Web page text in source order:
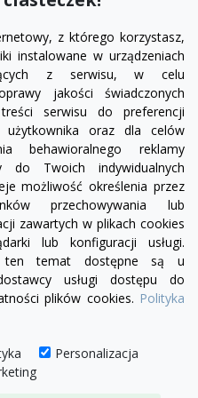
FacebookYouTubePinterest
z którego korzystasz,
instalowane w urządzeniach
z serwisu, w celu
jakości świadczonych
serwisu do preferencji
użytkownika oraz dla celów
behawioralnego reklamy
do Twoich indywidualnych
możliwość określenia przez
przechowywania lub
zawartych w plikach cookies
lub konfiguracji usługi.
ten temat dostępne są u
usługi dostępu do
plików cookies. Polityka
Personalizacja

